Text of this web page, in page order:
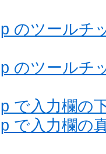
のツールチ
のツールチ
で入力欄の
で入力欄の